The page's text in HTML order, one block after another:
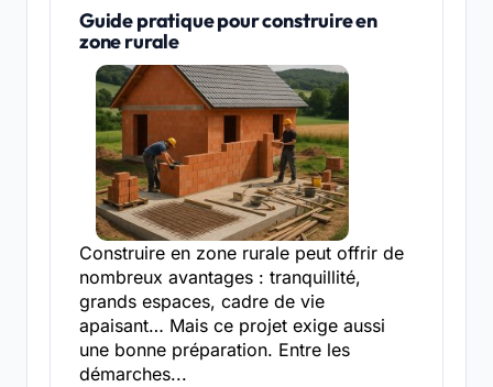
Guide pratique pour construire en
zone rurale
Construire en zone rurale peut offrir de
nombreux avantages : tranquillité,
grands espaces, cadre de vie
apaisant… Mais ce projet exige aussi
une bonne préparation. Entre les
démarches...